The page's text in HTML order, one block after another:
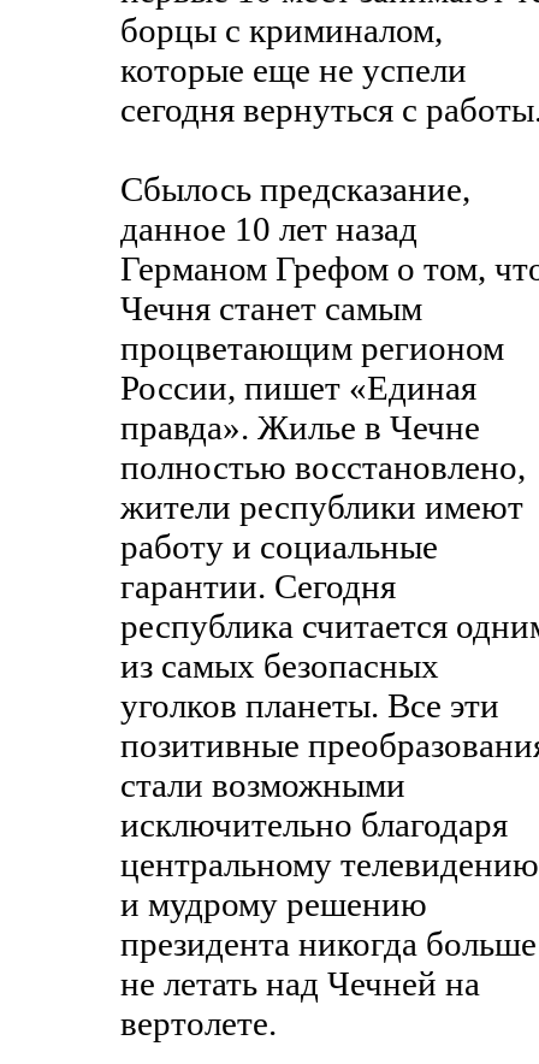
борцы с криминалом,
которые еще не успели
сегодня вернуться с
Сбылось предсказание,
данное 10 лет назад
Германом Грефом о том,
Чечня станет самым
процветающим регионом
России, пишет «Единая
правда». Жилье в Чечне
полностью восстановлено,
жители республики имеют
работу и социальные
гарантии. Сегодня
республика считается
из самых безопасных
уголков планеты. Все эти
позитивные
стали возможными
исключительно благодаря
центральному телевидению
и мудрому решению
президента никогда больше
не летать над Чечней на
вертолете.